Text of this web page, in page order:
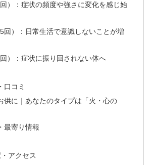
）：症状の頻度や強さに変化を感じ始
回）：日常生活で意識しないことが増
）：症状に振り回されない体へ
口コミ
供に｜あなたのタイプは「火・心の
最寄り情報
アクセス